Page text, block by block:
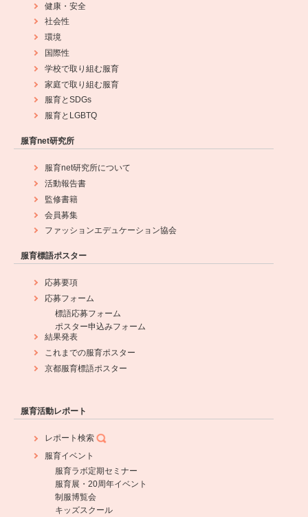
健康・安全
社会性
環境
国際性
学校で取り組む服育
家庭で取り組む服育
服育とSDGs
服育とLGBTQ
服育net研究所
服育net研究所について
活動報告書
監修書籍
会員募集
ファッションエデュケーション協会
服育標語ポスター
応募要項
応募フォーム
標語応募フォーム
ポスター申込みフォーム
結果発表
これまでの服育ポスター
京都服育標語ポスター
服育活動レポート
レポート検索
服育イベント
服育ラボ定期セミナー
服育展・20周年イベント
制服博覧会
キッズスクール